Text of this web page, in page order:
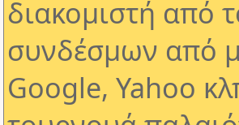
διακομιστή από
συνδέσμων από
Google, Yahoo